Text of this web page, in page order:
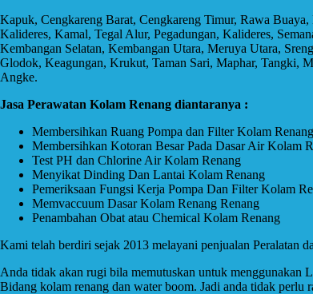
Kapuk, Cengkareng Barat, Cengkareng Timur, Rawa
Kalideres, Kamal, Tegal Alur, Pegadungan, Kalideres,
Kembangan Selatan, Kembangan Utara, Meruya Utara,
Glodok, Keagungan, Krukut, Taman Sari, Maphar, Tangki,
Angke.
Jasa Perawatan Kolam Renang diantaranya :
Membersihkan Ruang Pompa dan Filter Kolam Renang
Membersihkan Kotoran Besar Pada Dasar Air Kolam
Test PH dan Chlorine Air Kolam Renang
Menyikat Dinding Dan Lantai Kolam Renang
Pemeriksaan Fungsi Kerja Pompa Dan Filter Kolam
Memvaccuum Dasar Kolam Renang Renang
Penambahan Obat atau Chemical Kolam Renang
Kami telah berdiri sejak 2013 melayani penjualan Peralatan
Anda tidak akan rugi bila memutuskan untuk menggunakan
Bidang kolam renang dan water boom. Jadi anda tidak perlu